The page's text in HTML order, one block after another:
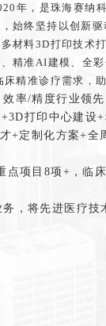
年，是珠海赛纳
始终坚持以创新
材料3D打印技术
精准AI建模、全
精准诊疗需求，
率/精度行业领先
打印中心建设+
+定制化方案+全
点项目8项+，临
，将先进医疗技